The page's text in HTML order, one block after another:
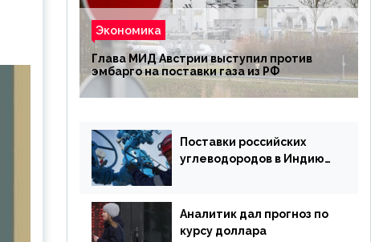
Экономика
Глава МИД Австрии выступил против
эмбарго на поставки газа из РФ
Поставки российских
углеводородов в Индию
Аналитик дал прогноз по
курсу доллара